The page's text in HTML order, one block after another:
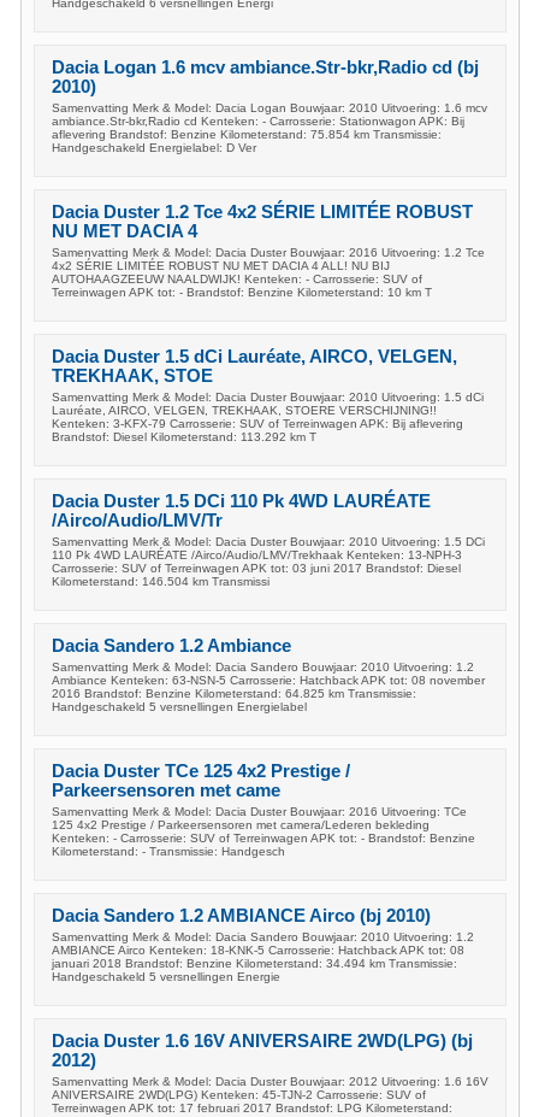
Dacia Logan 1.6 mcv ambiance.Str-bkr,Radio cd (bj
2010)
Samenvatting Merk & Model: Dacia Logan Bouwjaar: 2010 Uitvoering: 1.6 mcv
ambiance.Str-bkr,Radio cd Kenteken: - Carrosserie: Stationwagon APK: Bij
aflevering Brandstof: Benzine Kilometerstand: 75.854 km Transmissie:
Handgeschakeld Energielabel: D Ver
Dacia Duster 1.2 Tce 4x2 SÉRIE LIMITÉE ROBUST
NU MET DACIA 4
Samenvatting Merk & Model: Dacia Duster Bouwjaar: 2016 Uitvoering: 1.2 Tce
4x2 SÉRIE LIMITÉE ROBUST NU MET DACIA 4 ALL! NU BIJ
AUTOHAAGZEEUW NAALDWIJK! Kenteken: - Carrosserie: SUV of
Terreinwagen APK tot: - Brandstof: Benzine Kilometerstand: 10 km T
Dacia Duster 1.5 dCi Lauréate, AIRCO, VELGEN,
TREKHAAK, STOE
Samenvatting Merk & Model: Dacia Duster Bouwjaar: 2010 Uitvoering: 1.5 dCi
Lauréate, AIRCO, VELGEN, TREKHAAK, STOERE VERSCHIJNING!!
Kenteken: 3-KFX-79 Carrosserie: SUV of Terreinwagen APK: Bij aflevering
Brandstof: Diesel Kilometerstand: 113.292 km T
Dacia Duster 1.5 DCi 110 Pk 4WD LAURÉATE
/Airco/Audio/LMV/Tr
Samenvatting Merk & Model: Dacia Duster Bouwjaar: 2010 Uitvoering: 1.5 DCi
110 Pk 4WD LAURÉATE /Airco/Audio/LMV/Trekhaak Kenteken: 13-NPH-3
Carrosserie: SUV of Terreinwagen APK tot: 03 juni 2017 Brandstof: Diesel
Kilometerstand: 146.504 km Transmissi
Dacia Sandero 1.2 Ambiance
Samenvatting Merk & Model: Dacia Sandero Bouwjaar: 2010 Uitvoering: 1.2
Ambiance Kenteken: 63-NSN-5 Carrosserie: Hatchback APK tot: 08 november
2016 Brandstof: Benzine Kilometerstand: 64.825 km Transmissie:
Handgeschakeld 5 versnellingen Energielabel
Dacia Duster TCe 125 4x2 Prestige /
Parkeersensoren met came
Samenvatting Merk & Model: Dacia Duster Bouwjaar: 2016 Uitvoering: TCe
125 4x2 Prestige / Parkeersensoren met camera/Lederen bekleding
Kenteken: - Carrosserie: SUV of Terreinwagen APK tot: - Brandstof: Benzine
Kilometerstand: - Transmissie: Handgesch
Dacia Sandero 1.2 AMBIANCE Airco (bj 2010)
Samenvatting Merk & Model: Dacia Sandero Bouwjaar: 2010 Uitvoering: 1.2
AMBIANCE Airco Kenteken: 18-KNK-5 Carrosserie: Hatchback APK tot: 08
januari 2018 Brandstof: Benzine Kilometerstand: 34.494 km Transmissie:
Handgeschakeld 5 versnellingen Energie
Dacia Duster 1.6 16V ANIVERSAIRE 2WD(LPG) (bj
2012)
Samenvatting Merk & Model: Dacia Duster Bouwjaar: 2012 Uitvoering: 1.6 16V
ANIVERSAIRE 2WD(LPG) Kenteken: 45-TJN-2 Carrosserie: SUV of
Terreinwagen APK tot: 17 februari 2017 Brandstof: LPG Kilometerstand: